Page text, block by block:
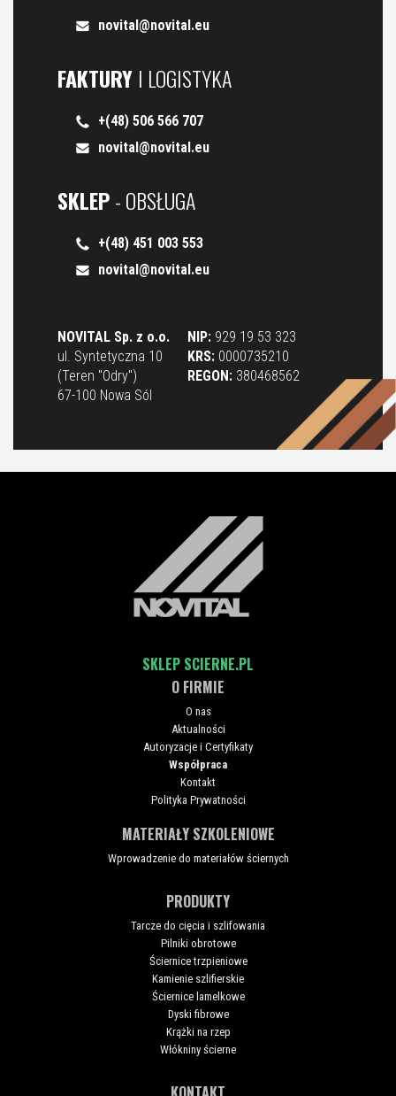
novital@novital.eu
FAKTURY I LOGISTYKA
+(48) 506 566 707
novital@novital.eu
SKLEP- OBSŁUGA
+(48) 451 003 553
novital@novital.eu
NOVITAL Sp. z o.o.
ul. Syntetyczna 10
(Teren "Odry")
67-100 Nowa Sól
NIP: 929 19 53 323
KRS: 0000735210
REGON: 380468562
SKLEP SCIERNE.PL
O FIRMIE
O nas
Aktualności
Autoryzacje i Certyfikaty
Współpraca
Kontakt
Polityka Prywatności
MATERIAŁY SZKOLENIOWE
Wprowadzenie do materiałów ściernych
PRODUKTY
Tarcze do cięcia i szlifowania
Pilniki obrotowe
Ściernice trzpieniowe
Kamienie szlifierskie
Ściernice lamelkowe
Dyski fibrowe
Krążki na rzep
Włókniny ścierne